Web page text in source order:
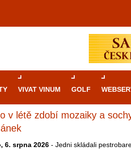
VIVAT VINUM GOLF
v létě zdobí mozaiky a
6. srpna 2026 - Jedni skládali
kasinovými hrami v